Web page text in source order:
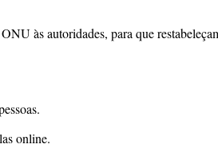
às autoridades, para que
online.